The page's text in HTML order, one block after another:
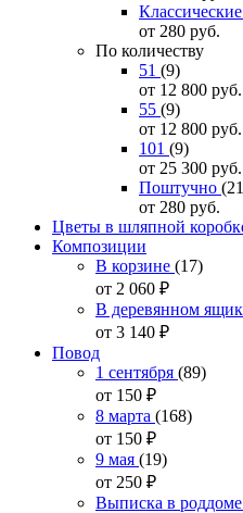
Классические
от 280 руб.
По количеству
51 (9)
от 12 800 руб.
55 (9)
от 12 800 руб.
101 (9)
от 25 300 руб.
Поштучно
от 280 руб.
Цветы в шляпной
Композиции
В корзине (17)
от 2 060 ₽
В деревянном
от 3 140 ₽
Повод
1 сентября (89)
от 150 ₽
8 марта (168)
от 150 ₽
9 мая (19)
от 250 ₽
Выписка в роддоме